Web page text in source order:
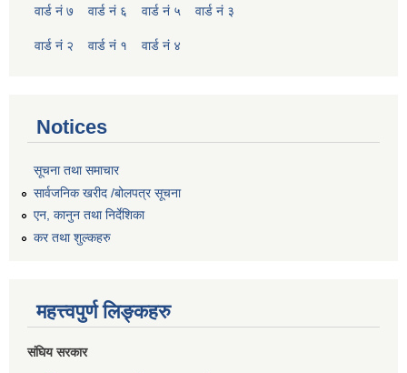
वार्ड नं ७ वार्ड नं ६ वार्ड नं ५ वार्ड नं ३
वार्ड नं २ वार्ड नं १ वार्ड नं ४
Notices
सूचना तथा समाचार
सार्वजनिक खरीद /बोलपत्र सूचना
एन, कानुन तथा निर्देशिका
कर तथा शुल्कहरु
महत्त्वपुर्ण लिङ्कहरु
संघिय सरकार